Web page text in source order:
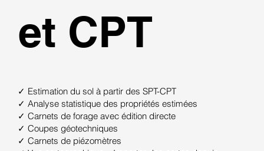
et CPT
✓ Estimation du sol à partir des SPT-CPT
✓ Analyse statistique des propriétés estimées
✓ Carnets de forage avec édition directe
✓ Coupes géotechniques
✓ Carnets de piézomètres